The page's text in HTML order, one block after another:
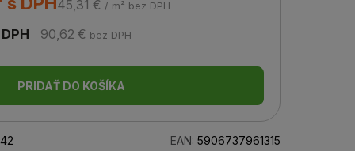
45,31 € / m² bez DPH
90,62 € bez DPH
PRIDAŤ DO KOŠÍKA
EAN: 5906737961315